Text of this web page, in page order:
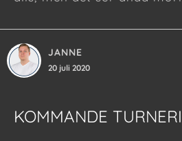
JANNE
20 juli 2020
KOMMANDE